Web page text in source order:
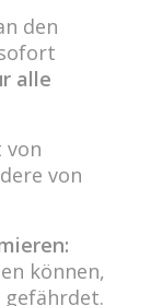
vor.
und
Ihnen
Gefühl.
Haut.
heben sich
den
alle
von
von
können,
gefährdet.